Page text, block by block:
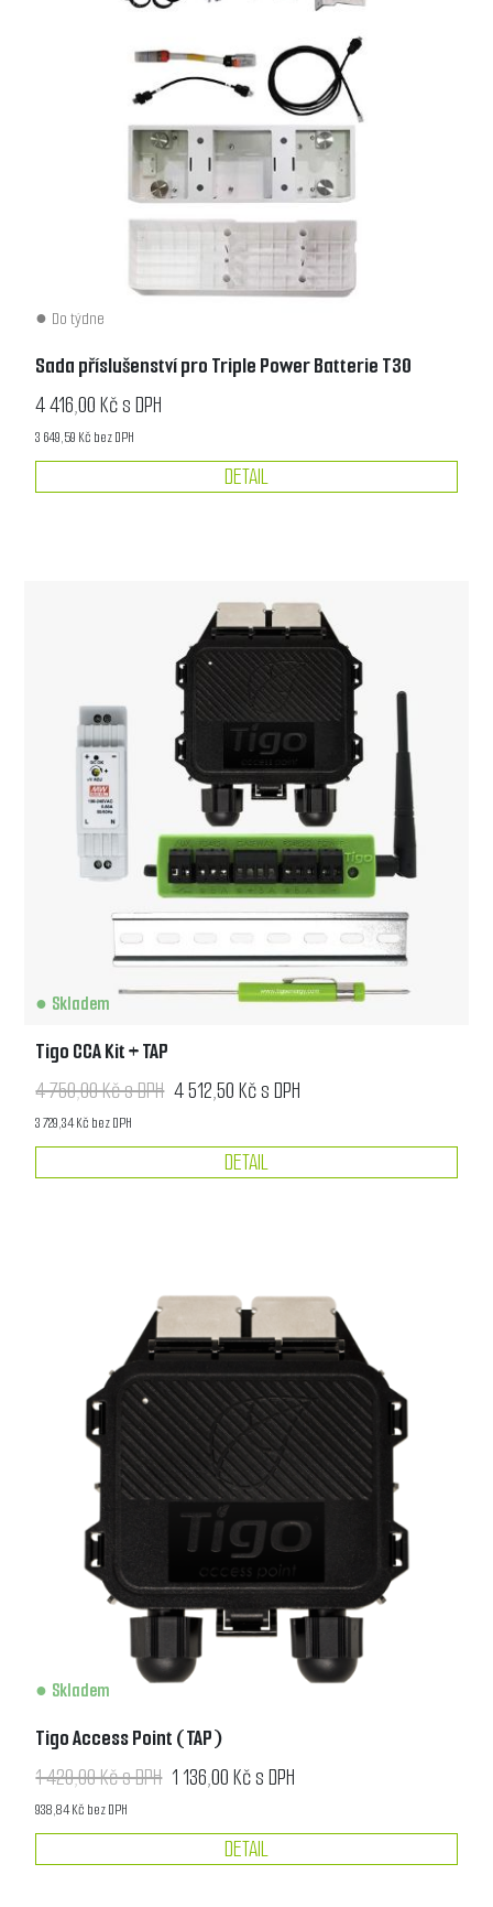
Do týdne
Sada příslušenství pro Triple Power Batterie T30
4 416,00 Kč s DPH
3 649,59 Kč bez DPH
DETAIL
Skladem
Tigo CCA Kit + TAP
4 750,00 Kč s DPH 4 512,50 Kč s DPH
3 729,34 Kč bez DPH
DETAIL
Skladem
Tigo Access Point (TAP)
1 420,00 Kč s DPH 1 136,00 Kč s DPH
938,84 Kč bez DPH
DETAIL